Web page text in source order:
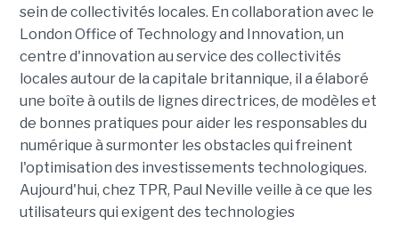
sein de collectivités locales. En collaboration avec le
London Office of Technology and Innovation, un
centre d'innovation au service des collectivités
locales autour de la capitale britannique, il a élaboré
une boîte à outils de lignes directrices, de modèles et
de bonnes pratiques pour aider les responsables du
numérique à surmonter les obstacles qui freinent
l'optimisation des investissements technologiques.
Aujourd'hui, chez TPR, Paul Neville veille à ce que les
utilisateurs qui exigent des technologies